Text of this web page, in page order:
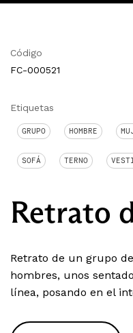
Código
FC-000521
Etiquetas
GRUPO HOMBRE
SOFÁ TERNO
Retrato
Retrato de un grupo
hombres, unos
línea, posando en el